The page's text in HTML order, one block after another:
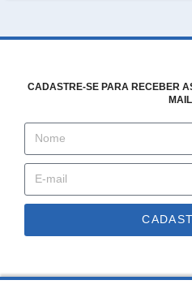
CADASTRE-SE PARA RECEBER